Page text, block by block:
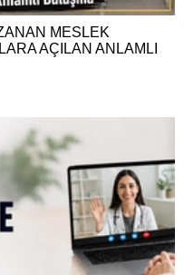
MESLEK
AÇILAN ANLAMLI